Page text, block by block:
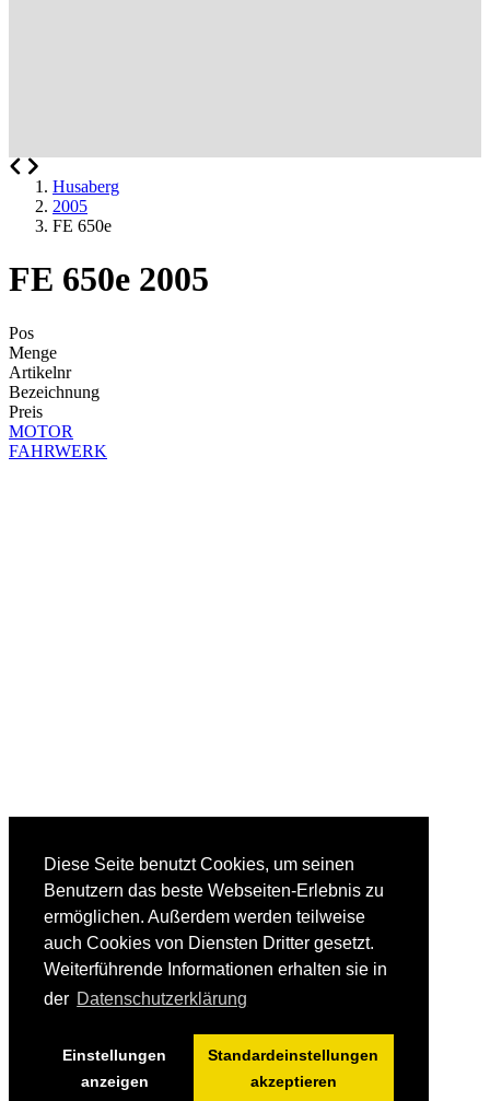
Diese Seite benutzt Cookies, um seinen
Benutzern das beste Webseiten-Erlebnis zu
ermöglichen. Außerdem werden teilweise
auch Cookies von Diensten Dritter gesetzt.
Weiterführende Informationen erhalten sie in
der Datenschutzerklärung
Einstellungen
anzeigen
Standardeinstellungen
akzeptieren
Husaberg
2005
FE 650e
FE 650e 2005
Pos
Menge
Artikelnr
Bezeichnung
Preis
MOTOR
FAHRWERK